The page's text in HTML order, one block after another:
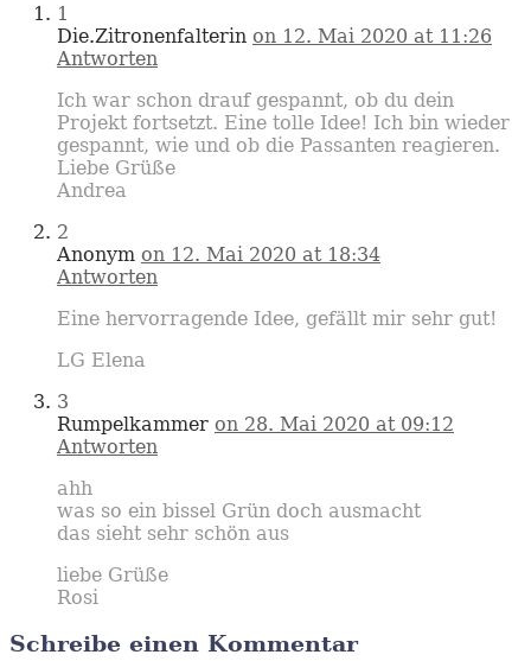
1
Die.Zitronenfalterin on 12. Mai 2020 at 11:26
Antworten
Ich war schon drauf gespannt, ob du dein
Projekt fortsetzt. Eine tolle Idee! Ich bin wieder
gespannt, wie und ob die Passanten reagieren.
Liebe Grüße
Andrea
2
Anonym on 12. Mai 2020 at 18:34
Antworten
Eine hervorragende Idee, gefällt mir sehr gut!
LG Elena
3
Rumpelkammer on 28. Mai 2020 at 09:12
Antworten
ahh
was so ein bissel Grün doch ausmacht
das sieht sehr schön aus
liebe Grüße
Rosi
Schreibe einen Kommentar